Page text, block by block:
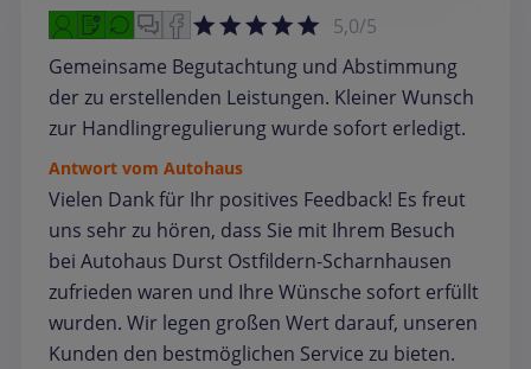
5,0/5
Gemeinsame Begutachtung und Abstimmung
der zu erstellenden Leistungen. Kleiner Wunsch
zur Handlingregulierung wurde sofort erledigt.
Antwort vom Autohaus
Vielen Dank für Ihr positives Feedback! Es freut
uns sehr zu hören, dass Sie mit Ihrem Besuch
bei Autohaus Durst Ostfildern-Scharnhausen
zufrieden waren und Ihre Wünsche sofort erfüllt
wurden. Wir legen großen Wert darauf, unseren
Kunden den bestmöglichen Service zu bieten.